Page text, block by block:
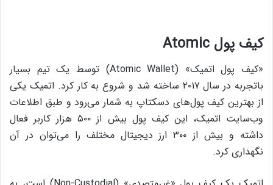
کیف پول
«کیف پول اتمیک» (Atomic Wallet) توسط یک تیم بسیار
باتجربه در سال ۲۰۱۷ ساخته شد و شروع به کار کرد. اتمیک یکی
از بهترین کیف پول‌های دسکتاپ به شمار می‌رود و طبق اطلاعات
وب‌سایت اتمیک، این کیف پول بیش از ۵۰۰ هزار کاربر فعال
داشته و بیش از ۳۰۰ ارز دیجیتال مختلف را می‌توان در آن
نگهداری کرد.